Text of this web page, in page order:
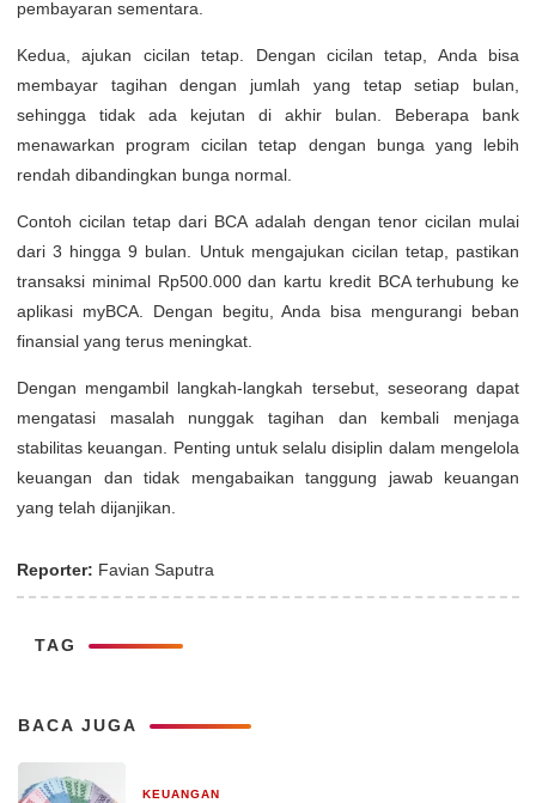
pembayaran sementara.
Kedua, ajukan cicilan tetap. Dengan cicilan tetap, Anda bisa
membayar tagihan dengan jumlah yang tetap setiap bulan,
sehingga tidak ada kejutan di akhir bulan. Beberapa bank
menawarkan program cicilan tetap dengan bunga yang lebih
rendah dibandingkan bunga normal.
Contoh cicilan tetap dari BCA adalah dengan tenor cicilan mulai
dari 3 hingga 9 bulan. Untuk mengajukan cicilan tetap, pastikan
transaksi minimal Rp500.000 dan kartu kredit BCA terhubung ke
aplikasi myBCA. Dengan begitu, Anda bisa mengurangi beban
finansial yang terus meningkat.
Dengan mengambil langkah-langkah tersebut, seseorang dapat
mengatasi masalah nunggak tagihan dan kembali menjaga
stabilitas keuangan. Penting untuk selalu disiplin dalam mengelola
keuangan dan tidak mengabaikan tanggung jawab keuangan
yang telah dijanjikan.
Reporter: Favian Saputra
TAG
BACA JUGA
KEUANGAN